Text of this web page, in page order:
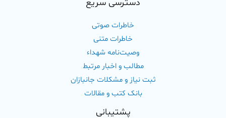
دسترسی سریع
خاطرات صوتی
خاطرات متنی
وصیت‌نامه شهداء
مطالب و اخبار مرتبط
ثبت نیاز و مشکلات جانبازان
بانک کتب و مقالات
پشتیبانی